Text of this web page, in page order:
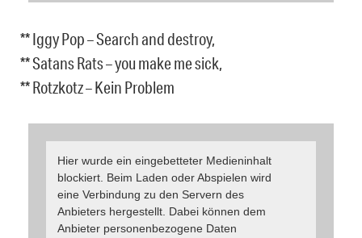
** Iggy Pop – Search and destroy,
** Satans Rats – you make me sick,
** Rotzkotz – Kein Problem
Hier wurde ein eingebetteter Medieninhalt
blockiert. Beim Laden oder Abspielen wird
eine Verbindung zu den Servern des
Anbieters hergestellt. Dabei können dem
Anbieter personenbezogene Daten